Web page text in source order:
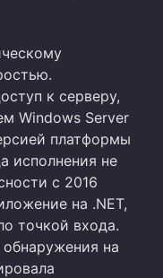
к серверу,
Windows Server
платформы
исполнения не
с 2016
на .NET,
точкой входа.
на